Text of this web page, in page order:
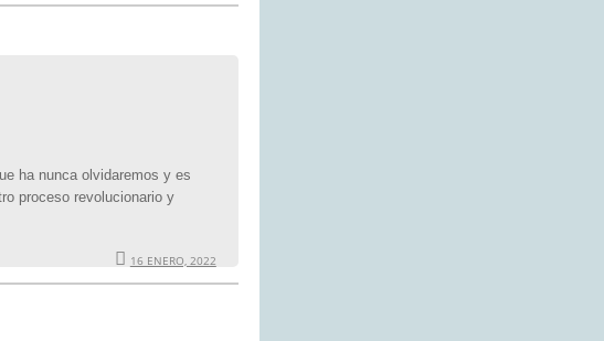
ha nunca olvidaremos y es
proceso revolucionario y
16 ENERO, 2022